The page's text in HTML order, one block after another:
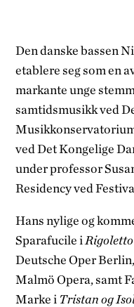
Den danske bassen
etablere seg som en
markante unge
samtidsmusikk ved
ved Det Kongelige
under professor
Residency ved
Hans nylige og
Sparafucile i
Deutsche Oper
Malmö Opera, samt
Marke i Tristan og